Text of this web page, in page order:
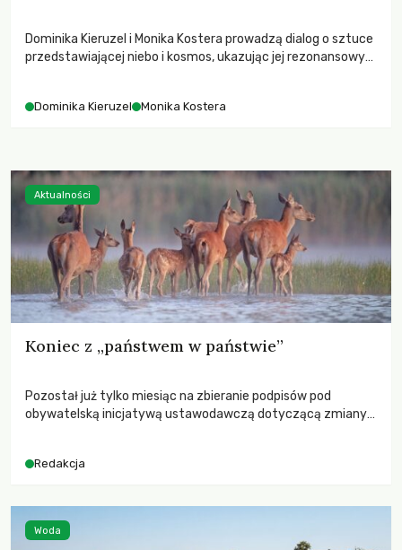
Dominika Kieruzel i Monika Kostera prowadzą dialog o sztuce
przedstawiającej niebo i kosmos, ukazując jej rezonansowy
Dominika Kieruzel Monika Kostera
Koniec z „państwem w państwie”
Pozostał już tylko miesiąc na zbieranie podpisów pod
obywatelską inicjatywą ustawodawczą dotyczącą zmiany
niezwykle korzystne rozwiązania dla przyrody i zwierząt,
funkcjonowania łowiectwa w Polsce.
Redakcja
Aktualności
Woda